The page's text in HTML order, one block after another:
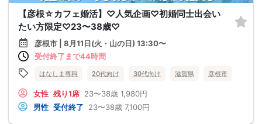
【彦根☆カフェ婚活】♡人気企画♡初婚同士出会い
たい方限定♡23〜38歳♡
彦根市 | 8月11日(火・山の日) 13:30〜
受付終了まで44時間
はなしま専科 20代向け 30代向け 滋賀県 彦根市
女性 残り1席 23〜38歳 1,980円
男性 受付終了 23〜38歳 7,100円